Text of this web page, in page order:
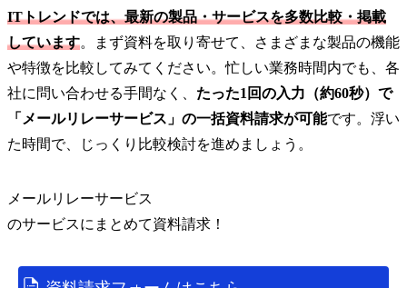
ITトレンドでは、最新の製品・サービスを多数比較・掲載
しています。まず資料を取り寄せて、さまざまな製品の機能
や特徴を比較してみてください。忙しい業務時間内でも、各
社に問い合わせる手間なく、 たった1回の入力（約60秒）で
「メールリレーサービス」の一括資料請求が可能です。浮い
た時間で、じっくり比較検討を進めましょう。
メールリレーサービス
のサービスにまとめて資料請求！